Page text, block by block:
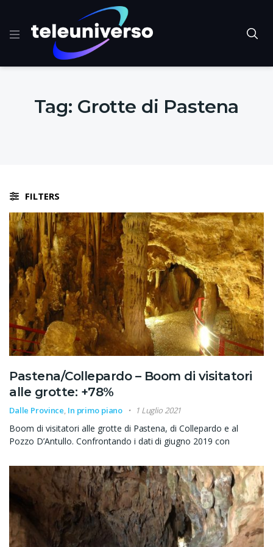
Tag: Grotte di Pastena
FILTERS
Pastena/Collepardo – Boom di visitatori
alle grotte: +78%
Dalle Province, In primo piano 1 Luglio 2021
Boom di visitatori alle grotte di Pastena, di Collepardo e al
Pozzo D’Antullo. Confrontando i dati di giugno 2019 con